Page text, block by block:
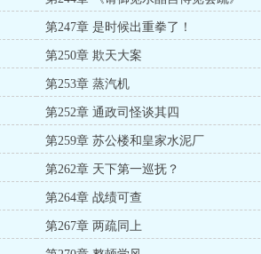
第247章 是时候出重拳了！
第250章 欺天大案
第253章 蒸汽机
第252章 通政司怪谈其四
第259章 苏公楼和皇家水泥厂
第262章 天下第一巡抚？
第264章 战绩可查
第267章 两疏同上